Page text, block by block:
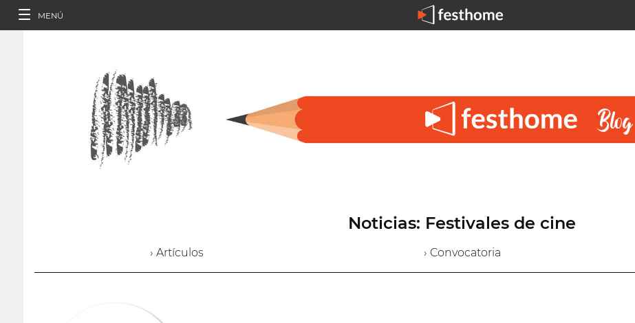
MENÚ
Noticias: Festivales de cine
› Artículos › Convocatoria